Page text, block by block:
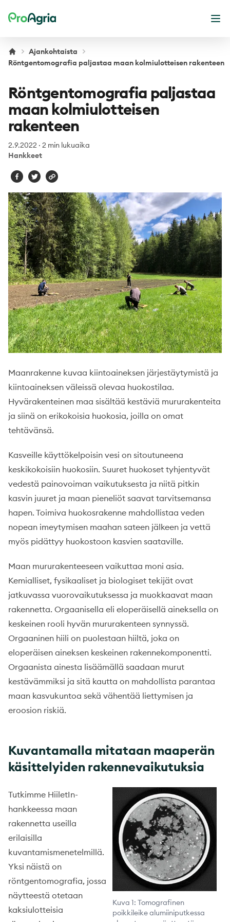
ProAgria
Ajankohtaista
Röntgentomografia paljastaa maan kolmiulotteisen rakenteen
Röntgentomografia paljastaa
maan kolmiulotteisen
rakenteen
2.9.2022 · 2 min lukuaika
Hankkeet
Maanrakenne kuvaa kiintoaineksen järjestäytymistä ja
kiintoaineksen väleissä olevaa huokostilaa.
Hyvärakenteinen maa sisältää kestäviä mururakenteita
ja siinä on erikokoisia huokosia, joilla on omat
tehtävänsä.
Kasveille käyttökelpoisin vesi on sitoutuneena
keskikokoisiin huokosiin. Suuret huokoset tyhjentyvät
vedestä painovoiman vaikutuksesta ja niitä pitkin
kasvin juuret ja maan pieneliöt saavat tarvitsemansa
hapen. Toimiva huokosrakenne mahdollistaa veden
nopean imeytymisen maahan sateen jälkeen ja vettä
myös pidättyy huokostoon kasvien saataville.
Maan mururakenteeseen vaikuttaa moni asia.
Kemialliset, fysikaaliset ja biologiset tekijät ovat
jatkuvassa vuorovaikutuksessa ja muokkaavat maan
rakennetta. Orgaanisella eli eloperäisellä aineksella on
keskeinen rooli hyvän mururakenteen synnyssä.
Orgaaninen hiili on puolestaan hiiltä, joka on
eloperäisen aineksen keskeinen rakennekomponentti.
Orgaanista ainesta lisäämällä saadaan murut
kestävämmiksi ja sitä kautta on mahdollista parantaa
maan kasvukuntoa sekä vähentää liettymisen ja
eroosion riskiä.
Kuvantamalla mitataan maaperän
käsittelyiden rakennevaikutuksia
Kuva 1: Tomografinen
poikkileike alumiiniputkessa
Tutkimme HiiletIn-
hankkeessa maan
rakennetta useilla
erilaisilla
kuvantamismenetelmillä.
Yksi näistä on
röntgentomografia, jossa
näytteestä otetaan
kaksiulotteisia